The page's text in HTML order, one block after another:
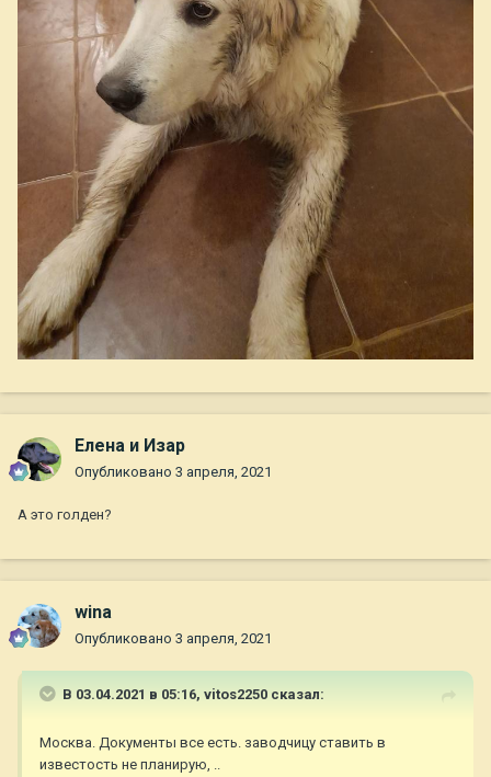
Елена и Изар
Опубликовано 3 апреля, 2021
А это голден?
wina
Опубликовано 3 апреля, 2021
В 03.04.2021 в 05:16, vitos2250 сказал:
Москва. Документы все есть. заводчицу ставить в
известость не планирую, ..